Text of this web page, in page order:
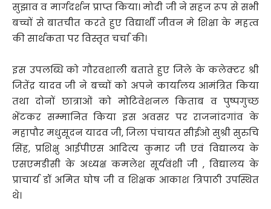
सुझाव व मार्गदर्शन प्राप्त किया। मोदी जी ने सहज रूप से सभी
बच्चों से बातचीत करते हुए विद्यार्थी जीवन मे शिक्षा के महत्व
की सार्थकता पर विस्तृत चर्चा की।
इस उपलब्धि को गौरवशाली बताते हुए जिले के कलेक्टर श्री
जितेंद्र यादव जी ने बच्चों को अपने कार्यालय आमंत्रित किया
तथा दोनों छात्राओं को मोटिवेशनल किताब व पुष्पगुच्छ
भेंटकर सम्मानित किया इस अवसर पर राजनांदगांव के
महापौर मधुसूदन यादव जी, जिला पंचायत सीईओ सुश्री सुरुचि
सिंह, प्रशिक्षु आईपीएस आदित्य कुमार जी एवं विद्यालय के
एसएमडीसी के अध्यक्ष कमलेश सूर्यवंशी जी , विद्यालय के
प्राचार्य डॉ अमित घोष जी व शिक्षक आकाश त्रिपाठी उपस्थित
थे।